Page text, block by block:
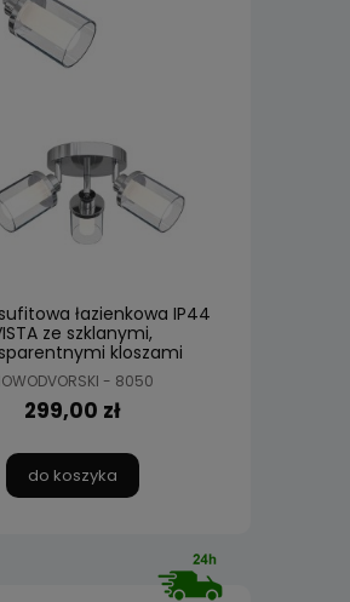
łazienkowa IP44
ze szklanymi,
kloszami
Nowodvorski- 8050
299,00 zł
do koszyka